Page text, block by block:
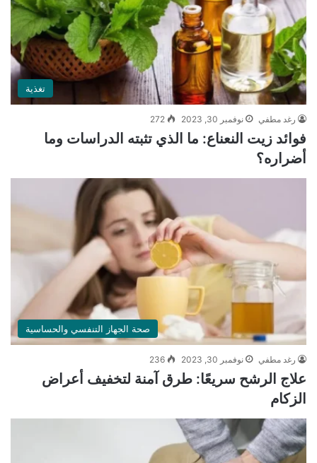
تغذية
رغد مطفي نوفمبر 30, 2023 272
فوائد زيت النعناع: ما الذي تثبته الدراسات وما
أضراره؟
صحة الجهاز التنفسي والحساسية
رغد مطفي نوفمبر 30, 2023 236
علاج الرشح سريعًا: طرق آمنة لتخفيف أعراض
الزكام